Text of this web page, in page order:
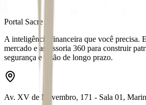
Portal Sacre
A inteligência financeira que você precisa.
mercado e assessoria 360 para construir
segurança e visão de longo prazo.
Av. XV de Novembro, 171 - Sala 01,